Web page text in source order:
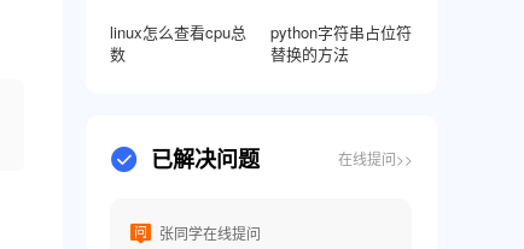
linux怎么查看cpu总
数
python字符串占位符
替换的方法
已解决问题 在线提问>>
张同学在线提问